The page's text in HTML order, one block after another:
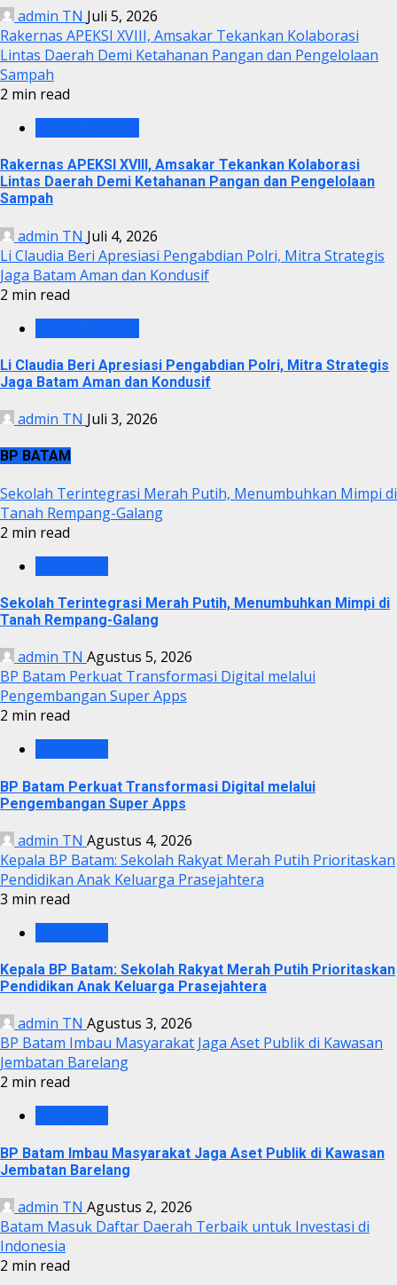
admin TN Juli 5, 2026
Rakernas APEKSI XVIII, Amsakar Tekankan Kolaborasi
Lintas Daerah Demi Ketahanan Pangan dan Pengelolaan
Sampah
2 min read
Rakernas APEKSI XVIII, Amsakar Tekankan Kolaborasi
Lintas Daerah Demi Ketahanan Pangan dan Pengelolaan
Sampah
admin TN Juli 4, 2026
Li Claudia Beri Apresiasi Pengabdian Polri, Mitra Strategis
Jaga Batam Aman dan Kondusif
2 min read
Li Claudia Beri Apresiasi Pengabdian Polri, Mitra Strategis
Jaga Batam Aman dan Kondusif
admin TN Juli 3, 2026
BP BATAM
Sekolah Terintegrasi Merah Putih, Menumbuhkan Mimpi di
Tanah Rempang-Galang
2 min read
Sekolah Terintegrasi Merah Putih, Menumbuhkan Mimpi di
Tanah Rempang-Galang
admin TN Agustus 5, 2026
BP Batam Perkuat Transformasi Digital melalui
Pengembangan Super Apps
2 min read
BP Batam Perkuat Transformasi Digital melalui
Pengembangan Super Apps
admin TN Agustus 4, 2026
Kepala BP Batam: Sekolah Rakyat Merah Putih Prioritaskan
Pendidikan Anak Keluarga Prasejahtera
3 min read
Kepala BP Batam: Sekolah Rakyat Merah Putih Prioritaskan
Pendidikan Anak Keluarga Prasejahtera
admin TN Agustus 3, 2026
BP Batam Imbau Masyarakat Jaga Aset Publik di Kawasan
Jembatan Barelang
2 min read
BP Batam Imbau Masyarakat Jaga Aset Publik di Kawasan
Jembatan Barelang
admin TN Agustus 2, 2026
Batam Masuk Daftar Daerah Terbaik untuk Investasi di
Indonesia
2 min read